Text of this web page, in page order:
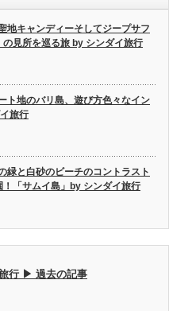
地キャンディーそしてジープサフ
の見所を巡る旅 by シンダイ旅行
ト地のバリ島、遊び方色々なイン
旅行
緑と白砂のビーチのコントラスト
「サムイ島」by シンダイ旅行
行 ▶ 過去の記事